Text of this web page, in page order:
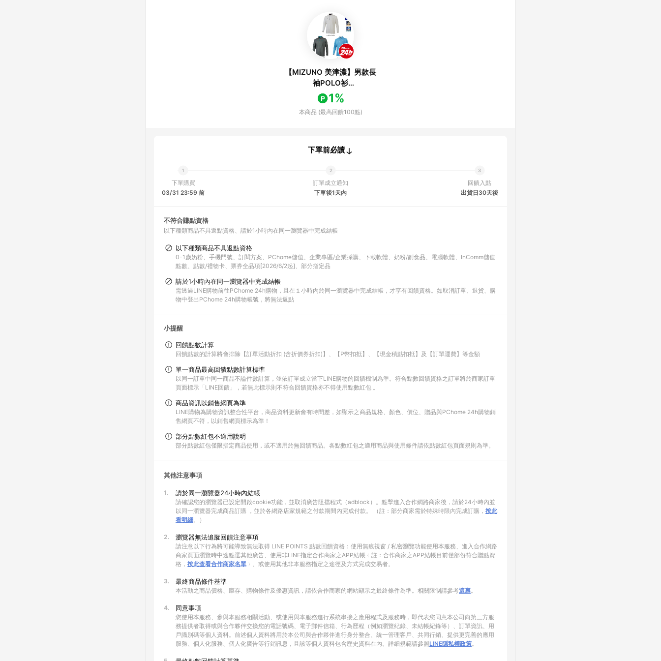
【MIZUNO 美津濃】男款長
袖POLO衫
32TAC532XX（任選一件）
1%
本商品 (最高回饋100點)
下單前必讀
下單購買
03/31 23:59 前
訂單成立通知
下單後1天內
回饋入點
出貨日30天後
不符合賺點資格
以下種類商品不具返點資格 請於1小時內在同一瀏覽器中完成結帳
以下種類商品不具返點資格
0-1歲奶粉、手機門號、訂閱方案、PChome儲值、企業專區/企業採購、下載軟體、奶粉/副食品、電腦軟體、InComm儲值
點數、點數/禮物卡、票券全品項[2026/6/2起]、部分指定品
請於1小時內在同一瀏覽器中完成結帳
需透過LINE購物前往PChome 24h購物，且在１小時內於同一瀏覽器中完成結帳，才享有回饋資格。如取消訂單、退貨、購
物中登出PChome 24h購物帳號，將無法返點
小提醒
回饋點數計算
回饋點數的計算將會排除【訂單活動折扣 (含折價券折扣)】、【P幣扣抵】、【現金積點扣抵】及【訂單運費】等金額
單一商品最高回饋點數計算標準
以同一訂單中同一商品不論件數計算，並依訂單成立當下LINE購物的回饋機制為準。符合點數回饋資格之訂單將於商家訂單
頁面標示「LINE回饋」，若無此標示則不符合回饋資格亦不得使用點數紅包 。
商品資訊以銷售網頁為準
LINE購物為購物資訊整合性平台，商品資料更新會有時間差，如顯示之商品規格、顏色、價位、贈品與PChome 24h購物銷
售網頁不符，以銷售網頁標示為準！
部分點數紅包不適用說明
部分點數紅包僅限指定商品使用，或不適用於無回饋商品。各點數紅包之適用商品與使用條件請依點數紅包頁面規則為準。
其他注意事項
1. 請於同一瀏覽器24小時內結帳
請確認您的瀏覽器已設定開啟cookie功能，並取消廣告阻擋程式（adblock）。點擊進入合作網路商家後，請於24小時內並
以同一瀏覽器完成商品訂購 ，並於各網路店家規範之付款期間內完成付款。 （註：部分商家需於特殊時限內完成訂購， 按此
看明細。）
2. 瀏覽器無法追蹤回饋注意事項
請注意以下行為將可能導致無法取得 LINE POINTS 點數回饋資格：使用無痕視窗 / 私密瀏覽功能使用本服務、進入合作網路
商家頁面瀏覽時中途點選其他廣告、使用非LINE指定合作商家之APP結帳﹙註：合作商家之APP結帳目前僅部份符合贈點資
格， 按此查看合作商家名單 ﹚、或使用其他非本服務指定之途徑及方式完成交易者。
3. 最終商品條件基準
本活動之商品價格、庫存、購物條件及優惠資訊，請依合作商家的網站顯示之最終條件為準。相關限制請參考這裏。
4. 同意事項
您使用本服務、參與本服務相關活動、或使用與本服務進行系統串接之應用程式及服務時，即代表您同意本公司向第三方服
務提供者取得或與合作夥伴交換您的電話號碼、電子郵件信箱、行為歷程（例如瀏覽紀錄、未結帳紀錄等）、訂單資訊、用
戶識別碼等個人資料。前述個人資料將用於本公司與合作夥伴進行身分整合、統一管理客戶、共同行銷、提供更完善的應用
服務、個人化服務、個人化廣告等行銷訊息，且該等個人資料包含歷史資料在內。詳細規範請參照LINE隱私權政策。